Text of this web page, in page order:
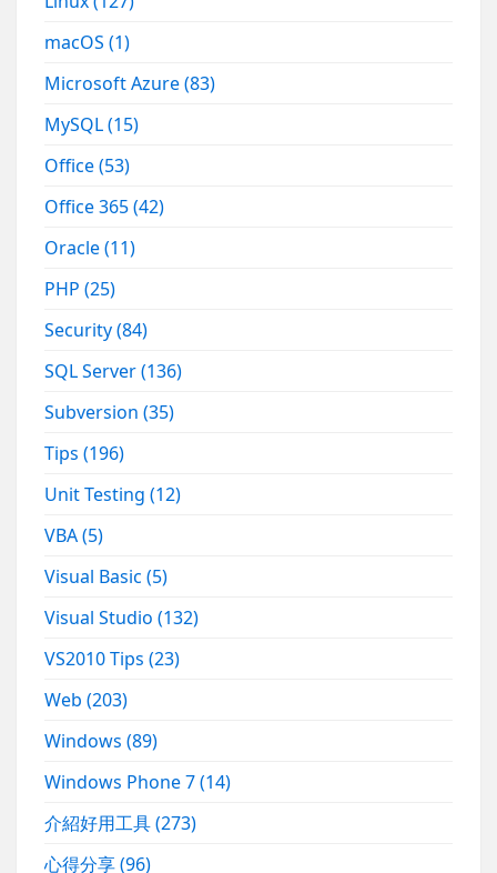
macOS(1)
Microsoft Azure(83)
MySQL(15)
Office(53)
Office 365(42)
Oracle(11)
PHP(25)
Security(84)
SQL Server(136)
Subversion(35)
Tips(196)
Unit Testing(12)
VBA(5)
Visual Basic(5)
Visual Studio(132)
VS2010 Tips(23)
Web(203)
Windows(89)
Windows Phone 7(14)
介紹好用工具(273)
心得分享(96)